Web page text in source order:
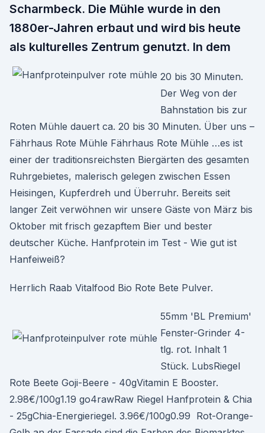
Scharmbeck. Die Mühle wurde in den
1880er-Jahren erbaut und wird bis heute
als kulturelles Zentrum genutzt. In dem
20 bis 30 Minuten.
Der Weg von der
Bahnstation bis zur
Roten Mühle dauert ca. 20 bis 30 Minuten. Über uns –
Fährhaus Rote Mühle Fährhaus Rote Mühle …es ist
einer der traditionsreichsten Biergärten des gesamten
Ruhrgebietes, malerisch gelegen zwischen Essen
Heisingen, Kupferdreh und Überruhr. Bereits seit
langer Zeit verwöhnen wir unsere Gäste von März bis
Oktober mit frisch gezapftem Bier und bester
deutscher Küche. Hanfprotein im Test - Wie gut ist
Hanfeiweiß?
Herrlich Raab Vitalfood Bio Rote Bete Pulver.
55mm 'BL Premium'
Fenster-Grinder 4-
tlg. rot. Inhalt 1
Stück. LubsRiegel
Rote Beete Goji-Beere - 40gVitamin E Booster.
2.98€/100g1.19 go4rawRaw Riegel Hanfprotein & Chia
- 25gChia-Energieriegel. 3.96€/100g0.99 Rot-Orange-